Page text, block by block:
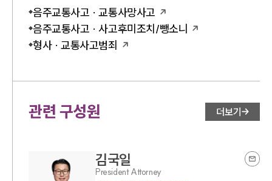
음주교통사고 · 교통사망사고
음주교통사고 · 사고후미조치/뺑소니
형사 · 교통사고범죄
관련 구성원 더보기
김국일
President Attorney